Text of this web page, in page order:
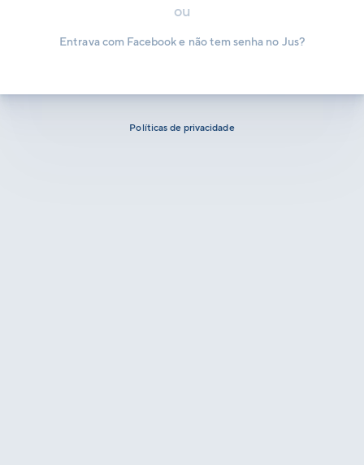
ou
Entrava com Facebook e não tem senha no Jus?
Políticas de privacidade